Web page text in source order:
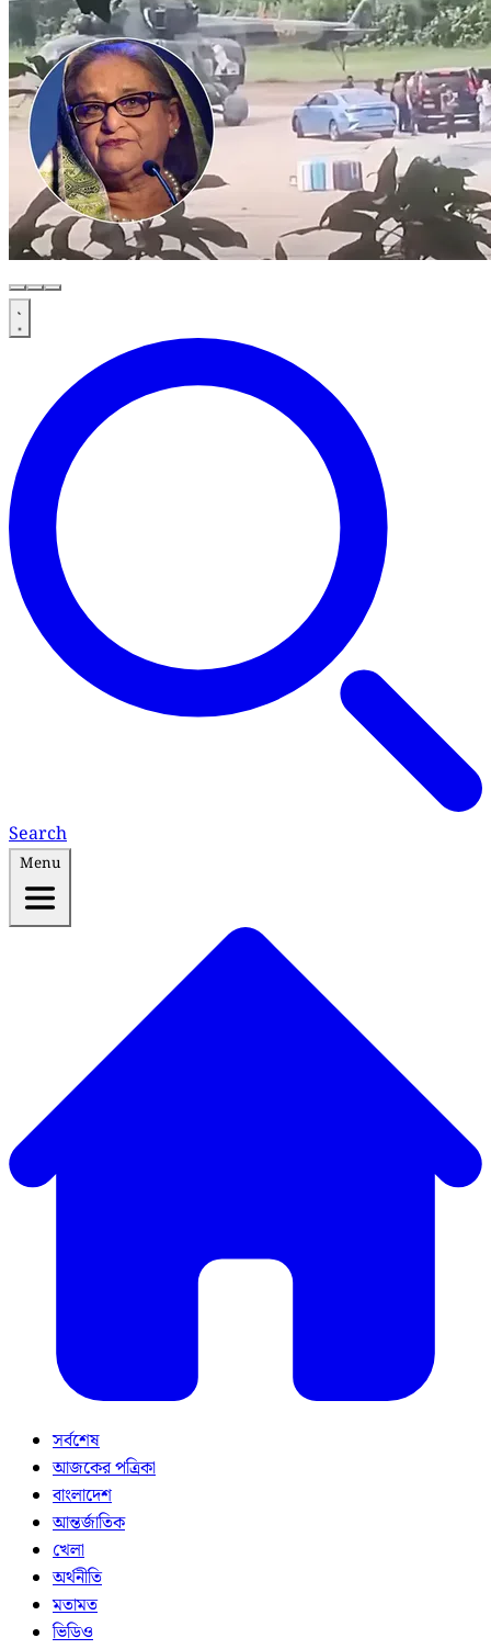
Search
Menu
সর্বশেষ
আজকের পত্রিকা
বাংলাদেশ
আন্তর্জাতিক
খেলা
অর্থনীতি
মতামত
ভিডিও